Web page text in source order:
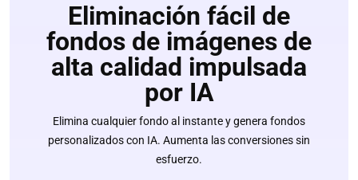
Eliminación fácil de
fondos de imágenes de
alta calidad impulsada
por IA
Elimina cualquier fondo al instante y genera fondos
personalizados con IA. Aumenta las conversiones sin
esfuerzo.